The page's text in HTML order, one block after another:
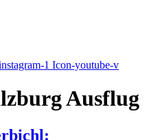
1 Icon-youtube-v
Ausflug